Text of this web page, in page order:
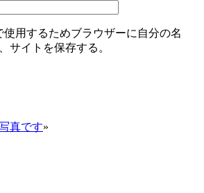
使用するためブラウザーに自分の名
サイトを保存する。
真です»